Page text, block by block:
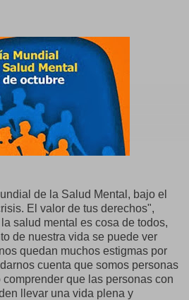
de la Salud Mental, bajo el
El valor de tus derechos",
salud mental es cosa de todos,
de nuestra vida se puede ver
quedan muchos estigmas por
cuenta que somos personas
que las personas con
llevar una vida plena y